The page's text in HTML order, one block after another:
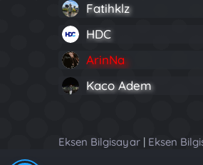
Fatihklz
HDC
ArinNa
Kaco Adem
Eksen Bilgisayar | Eksen